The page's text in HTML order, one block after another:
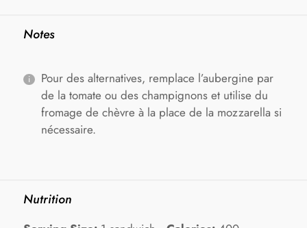
Notes
Pour des alternatives, remplace l’aubergine par
de la tomate ou des champignons et utilise du
fromage de chèvre à la place de la mozzarella si
nécessaire.
Nutrition